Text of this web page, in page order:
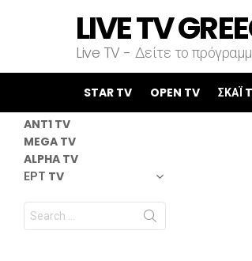
LIVE TV
Live TV - Δείτε το
STAR TV OPEN TV ΣΚΑΪ
STAR TV
ANT1 TV
MEGA TV
ALPHA TV
ΕΡΤ TV
Search
for: